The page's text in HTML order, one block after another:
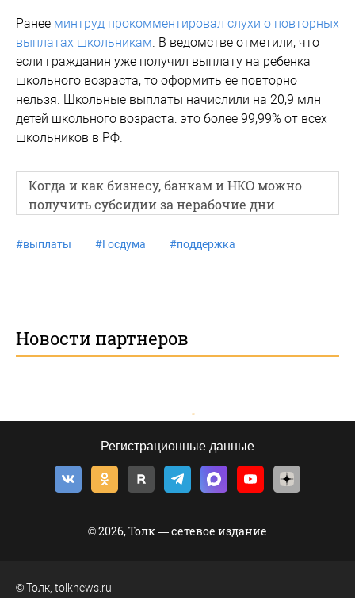
Ранее минтруд прокомментировал слухи о повторных
выплатах школьникам . В ведомстве отметили, что
если гражданин уже получил выплату на ребенка
школьного возраста, то оформить ее повторно
нельзя. Школьные выплаты начислили на 20,9 млн
детей школьного возраста: это более 99,99% от всех
школьников в РФ.
Когда и как бизнесу, банкам и НКО можно
получить субсидии за нерабочие дни
#выплаты #Госдума #поддержка
Новости партнеров
Регистрационные данные
© 2026, Толк — сетевое издание
©Толк tolknews.ru